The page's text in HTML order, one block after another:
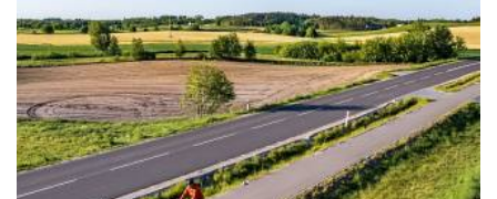
Die Kaschubische
Schweiz-Schleife